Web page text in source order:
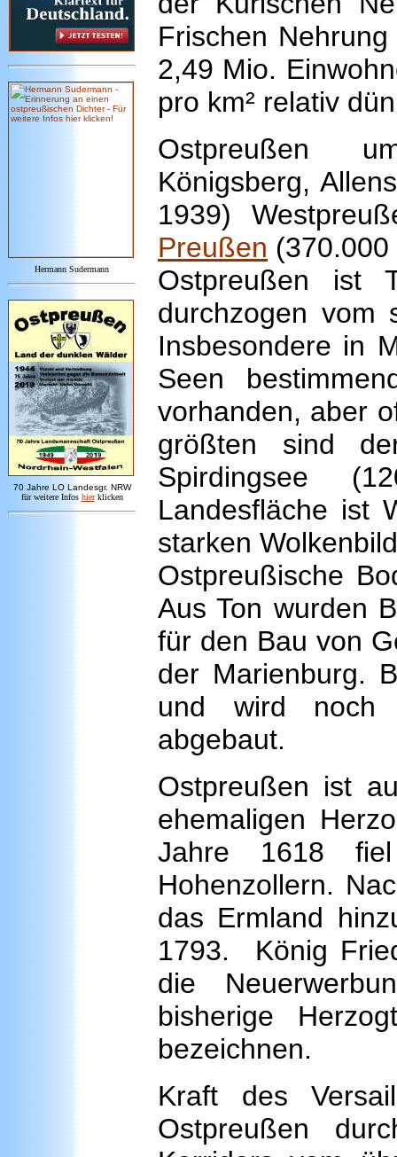
Hermann Sudermann
70 Jahre LO Landesgr. NRW
für weitere Infos hier klicken
Frischen
2,49 Mio.
pro km² relativ
Ostpreußen
Königsberg,
1939)
Preußen
Ostpreußen ist
durchzogen vom
Insbesondere in
Seen
vorhanden, aber
größten sind
Spirdingsee
Landesfläche ist
starken
Ostpreußische
Aus Ton wurden
für den Bau von
der Marienburg.
und wird noch
abgebaut.
Ostpreußen ist
ehemaligen
Jahre 1618
Hohenzollern.
das Ermland
1793. König
die
bisherige
bezeichnen.
Kraft des
Ostpreußen